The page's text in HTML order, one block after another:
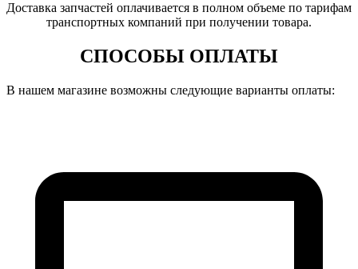
Доставка запчастей оплачивается в полном объеме по тарифам
транспортных компаний при получении товара.
СПОСОБЫ ОПЛАТЫ
В нашем магазине возможны следующие варианты оплаты: